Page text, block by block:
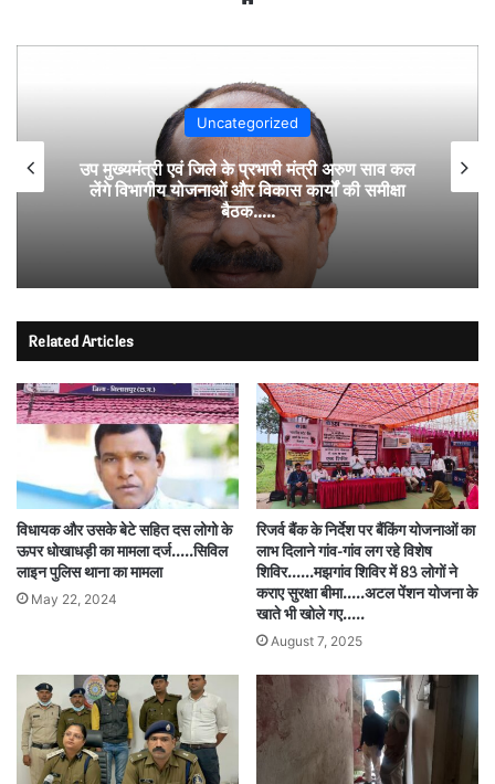
Uncategorized
उप मुख्यमंत्री एवं जिले के प्रभारी मंत्री अरुण साव कल
लेंगे विभागीय योजनाओं और विकास कार्यों की समीक्षा
बैठक…..
Related Articles
विधायक और उसके बेटे सहित दस लोगो के
ऊपर धोखाधड़ी का मामला दर्ज..…सिविल
लाइन पुलिस थाना का मामला
May 22, 2024
रिजर्व बैंक के निर्देश पर बैंकिंग योजनाओं का
लाभ दिलाने गांव-गांव लग रहे विशेष
शिविर……मझगांव शिविर में 83 लोगों ने
कराए सुरक्षा बीमा…..अटल पेंशन योजना के
खाते भी खोले गए…..
August 7, 2025